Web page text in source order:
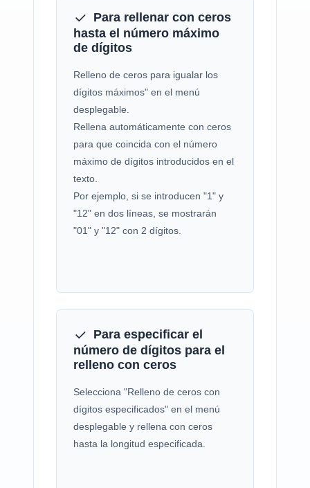
Para rellenar con ceros
hasta el número máximo
de dígitos
Relleno de ceros para igualar los
dígitos máximos" en el menú
desplegable.
Rellena automáticamente con ceros
para que coincida con el número
máximo de dígitos introducidos en el
texto.
Por ejemplo, si se introducen "1" y
"12" en dos líneas, se mostrarán
"01" y "12" con 2 dígitos.
Para especificar el
número de dígitos para el
relleno con ceros
Selecciona "Relleno de ceros con
dígitos especificados" en el menú
desplegable y rellena con ceros
hasta la longitud especificada.